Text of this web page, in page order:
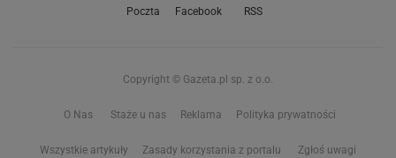
Poczta Facebook RSS
Copyright © Gazeta.pl sp. z o.o.
O Nas Staże u nas Reklama Polityka prywatności
Wszystkie artykuły Zasady korzystania z portalu Zgłoś uwagi